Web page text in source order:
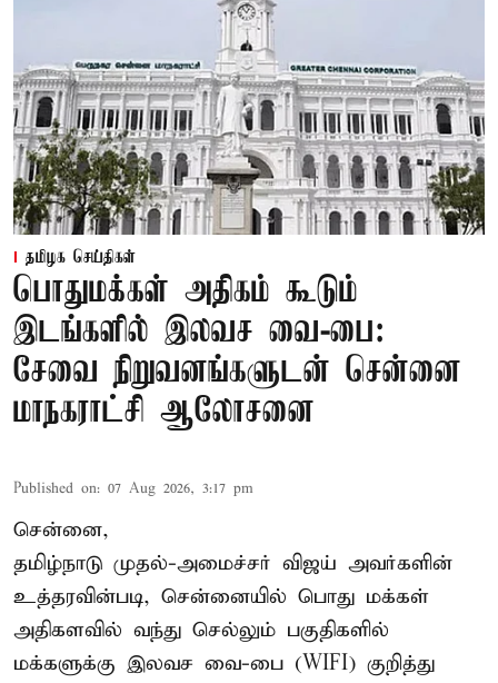
தமிழக செய்திகள்
பொதுமக்கள் அதிகம் கூடும்
இடங்களில் இலவச வை-பை:
சேவை நிறுவனங்களுடன் சென்னை
மாநகராட்சி ஆலோசனை
Published on: 07 Aug 2026, 3:17 pm
சென்னை,
தமிழ்நாடு முதல்-அமைச்சர் விஜய் அவர்களின்
உத்தரவின்படி, சென்னையில் பொது மக்கள்
அதிகளவில் வந்து செல்லும் பகுதிகளில்
மக்களுக்கு இலவச வை-பை (WIFI) குறித்து